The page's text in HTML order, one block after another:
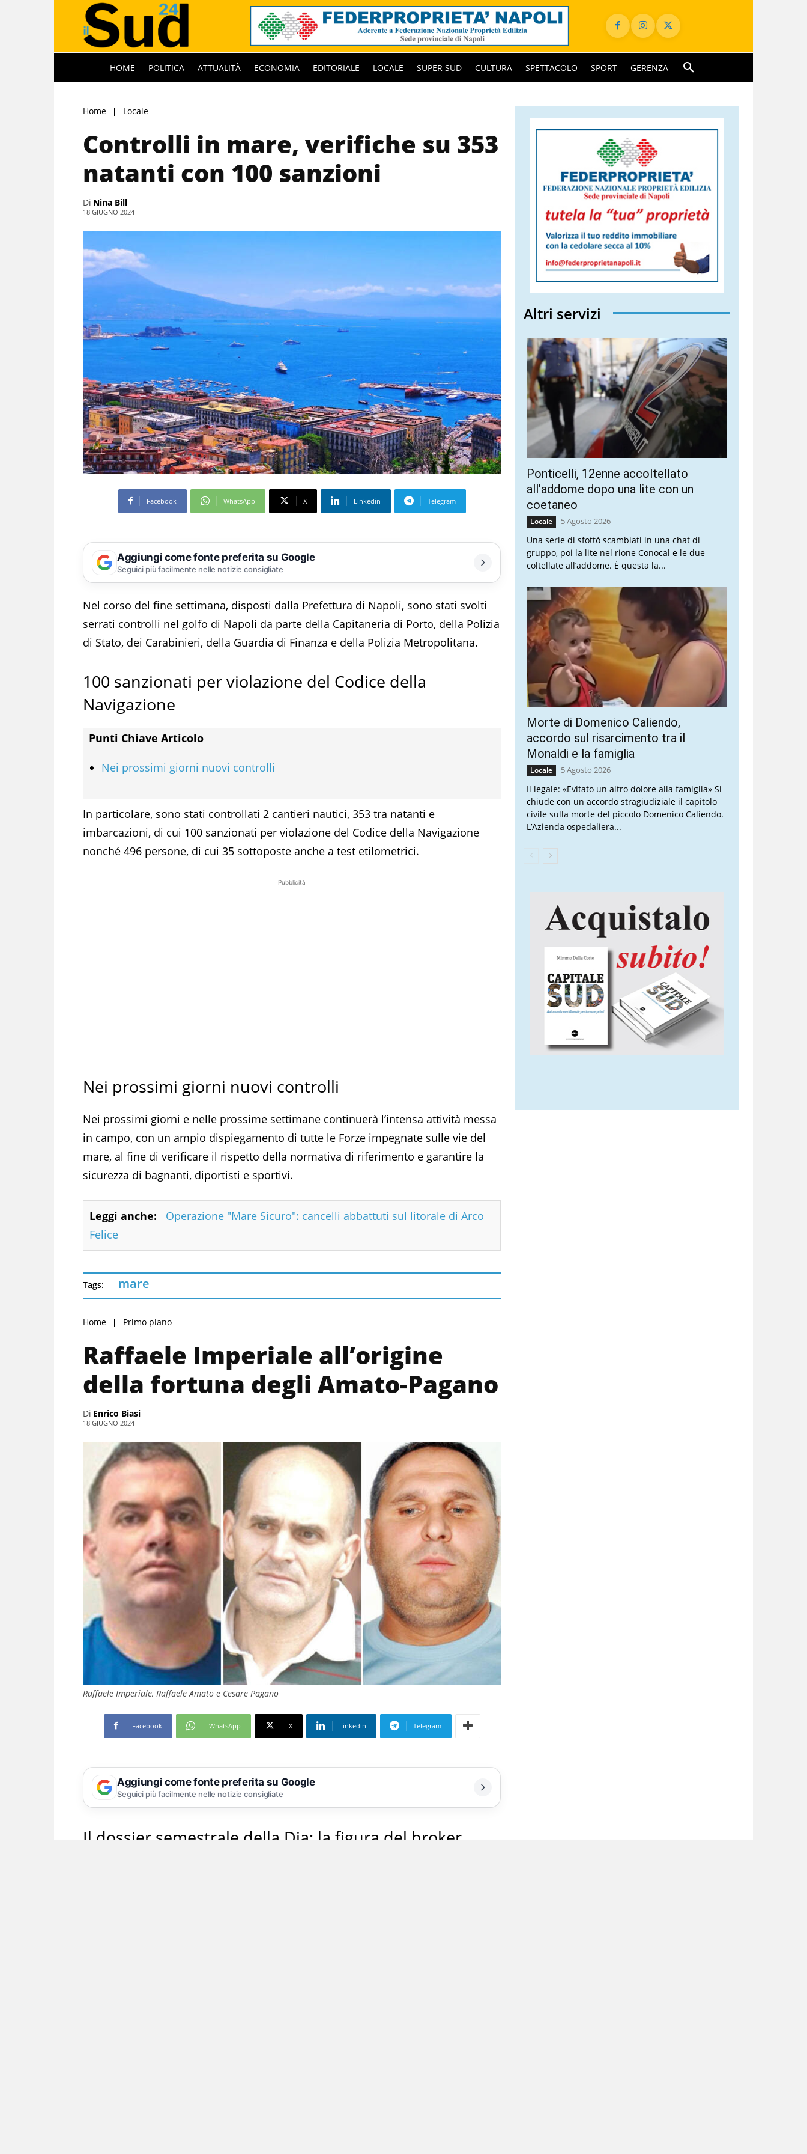
HOME POLITICA ATTUALITÀ ECONOMIA EDITORIALE LOCALE SUPER SUD CULTURA SPETTACOLO SPORT GERENZA
Home Locale
Controlli in mare, verifiche su 353
natanti con 100 sanzioni
Di Nina Bill
18 GIUGNO 2024
Facebook WhatsApp X Linkedin Telegram
Aggiungi come fonte preferita su Google
Seguici più facilmente nelle notizie consigliate
Nel corso del fine settimana, disposti dalla Prefettura di Napoli, sono stati svolti
serrati controlli nel golfo di Napoli da parte della Capitaneria di Porto, della Polizia
di Stato, dei Carabinieri, della Guardia di Finanza e della Polizia Metropolitana.
100 sanzionati per violazione del Codice della
Navigazione
Punti Chiave Articolo
Nei prossimi giorni nuovi controlli
In particolare, sono stati controllati 2 cantieri nautici, 353 tra natanti e
imbarcazioni, di cui 100 sanzionati per violazione del Codice della Navigazione
nonché 496 persone, di cui 35 sottoposte anche a test etilometrici.
Pubblicità
Nei prossimi giorni nuovi controlli
Nei prossimi giorni e nelle prossime settimane continuerà l’intensa attività messa
in campo, con un ampio dispiegamento di tutte le Forze impegnate sulle vie del
mare, al fine di verificare il rispetto della normativa di riferimento e garantire la
sicurezza di bagnanti, diportisti e sportivi.
Leggi anche:
Operazione "Mare Sicuro": cancelli abbattuti sul litorale di Arco
Felice
Tags: mare
Home Primo piano
Raffaele Imperiale all’origine
della fortuna degli Amato-Pagano
Di Enrico Biasi
18 GIUGNO 2024
Raffaele Imperiale, Raffaele Amato e Cesare Pagano
Facebook WhatsApp X Linkedin Telegram
Aggiungi come fonte preferita su Google
Seguici più facilmente nelle notizie consigliate
Il dossier semestrale della Dia: la figura del broker
Altri servizi
Ponticelli, 12enne accoltellato
all’addome dopo una lite con un
coetaneo
Locale 5 Agosto 2026
Una serie di sfottò scambiati in una chat di
gruppo, poi la lite nel rione Conocal e le due
coltellate all’addome. È questa la...
Morte di Domenico Caliendo,
accordo sul risarcimento tra il
Monaldi e la famiglia
Locale 5 Agosto 2026
Il legale: «Evitato un altro dolore alla famiglia» Si
chiude con un accordo stragiudiziale il capitolo
civile sulla morte del piccolo Domenico Caliendo.
L’Azienda ospedaliera...